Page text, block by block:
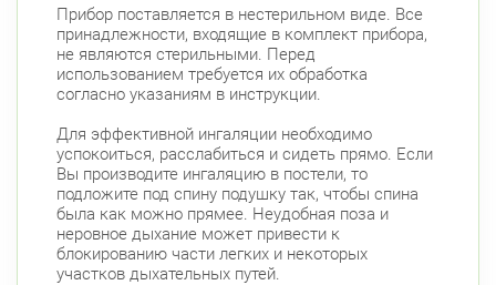
Белы Куна, д.1, к.1 8:00-22:00
Бухарестская Международная
Прибор поставляется в нестерильном виде. Все
принадлежности, входящие в комплект прибора,
не являются стерильными. Перед
использованием требуется их обработка
согласно указаниям в инструкции.
Для эффективной ингаляции необходимо
успокоиться, расслабиться и сидеть прямо. Если
Вы производите ингаляцию в постели, то
подложите под спину подушку так, чтобы спина
была как можно прямее. Неудобная поза и
неровное дыхание может привести к
блокированию части легких и некоторых
участков дыхательных путей.